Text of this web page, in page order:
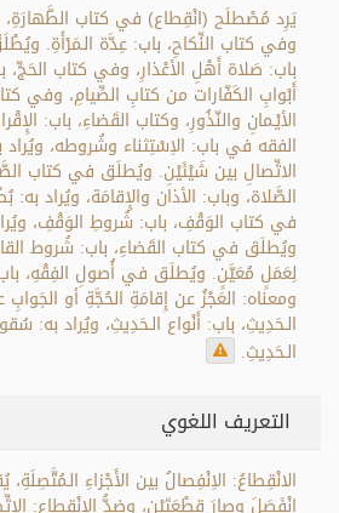
يَرِد مُصْطلَح (انْقِطاع) في كتاب الطَّهارَةِ،
وفي كتاب النِّكاحِ، باب: عِدَّة الـمَرْأَةِ.
باب: صَلاة أَهْلِ الأعْذارِ، وفي كتاب
أَبْوابِ الكَفّارات من كتابِ الصِّيامِ، وفي
الأيْـمانِ والنّذُورِ، وكتاب القَضاءِ، باب:
الفقه في باب: الاِسْتِثناء وشُروطه،
الاتِّصالِ بين شَيْئَيْنِ. ويُطلَق في كتاب
الصَّلاة، وباب: الأذان والإِقامَة، ويُراد
في كتاب الوَقْفِ، باب: شُروطِ الوَقْفِ،
ويُطلَق في كتاب القَضاءِ، باب: شُروط
لِعَمَلٍ مُعَيَّنٍ. ويُطلَق في أُصولِ الفِقْهِ، باب:
ومعناه: العَجْزُ عن إِقامَةِ الحُجَّةِ أو
الـحَدِيثِ، باب: أَنْواع الـحَدِيثِ، ويُراد به:
الـحَدِيثِ.
التعريف اللغوي
الانْقِطاعُ: الاِنْفِصالُ بين الأَجْزاءِ
انْفَصَلَ وصارَ قِطْعَتَيْنِ، وضِدُّ الاِنْقِطاعِ: